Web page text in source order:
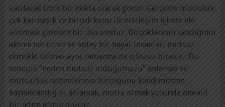
varılacak izole bir nokta olarak görür. Gerçekte mutluluk
çok karmaşık ve birçok konu ile etkileşim içinde ele
alınması gereken bir durumdur. Birçoklarının sandığının
aksine sıkıntısız ve kolay bir hayat insanları mutsuz
etmekle kalmaz aynı zamanda da işlevsiz bırakır. Bu
sebeple “neden mutsuz olduğumuzu” anlarsak ve
mutsuzluk nedenlerinin birçoğunu kendimizden
kaynaklandığını anlarsak, mutlu olmak yolunda önemli
bir adım atmış oluruz.